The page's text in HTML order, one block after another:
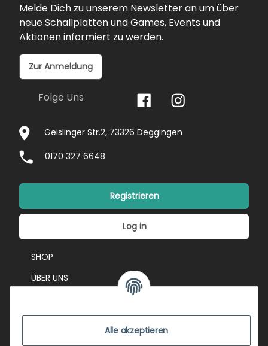
Alle akzeptieren
Melde Dich zu unserem Newsletter an um über
neue Schallplatten und Games, Events und
Aktionen informiert zu werden.
Zur Anmeldung
Folge Uns
Geislinger Str.2, 73326 Deggingen
0170 327 6648
Registrieren
Log in
SHOP
ÜBER UNS